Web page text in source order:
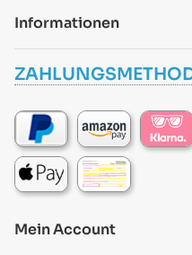
Informationen
Mein Account